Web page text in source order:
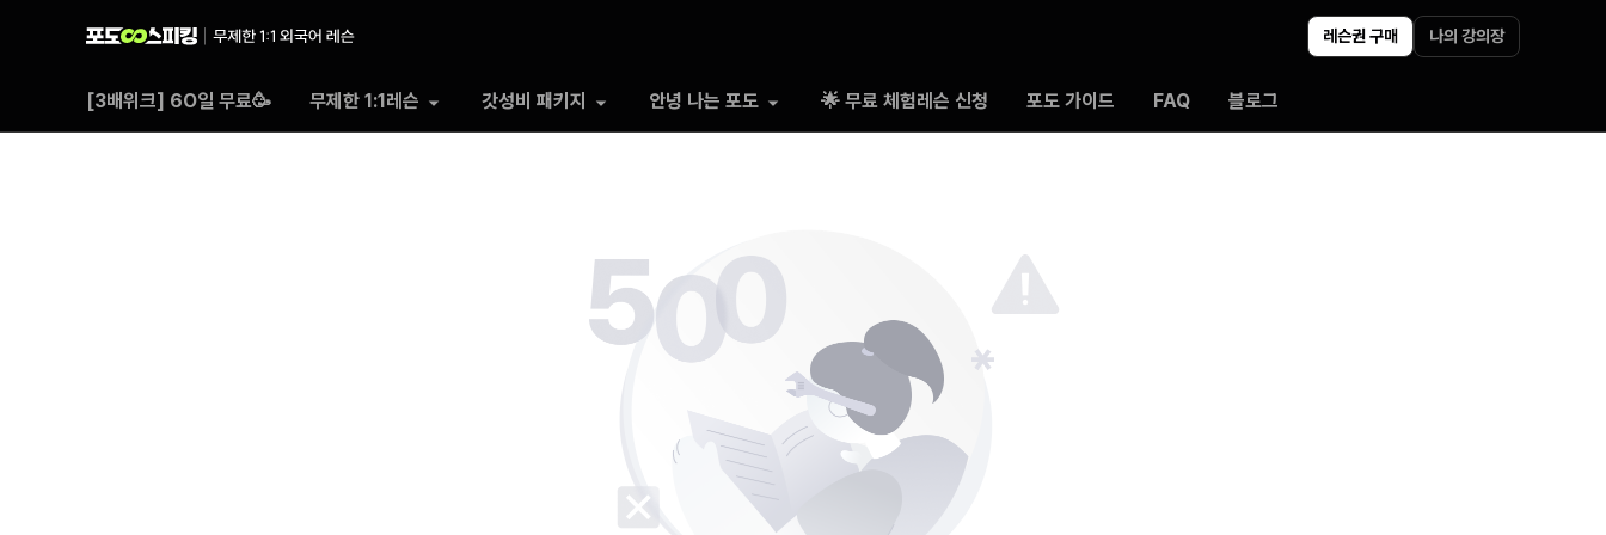
레슨권 구매 나의 강의장
[3배위크] 6O일 무료🥳 무제한 1:1레슨 갓성비 패키지 안녕 나는 포도 🌟 무료 체험레슨 신청 포도 가이드 FAQ 블로그